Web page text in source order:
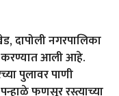
दापोली नगरपालिका
करण्यात आली आहे.
पुलावर पाणी
फणसूर रस्त्याच्या